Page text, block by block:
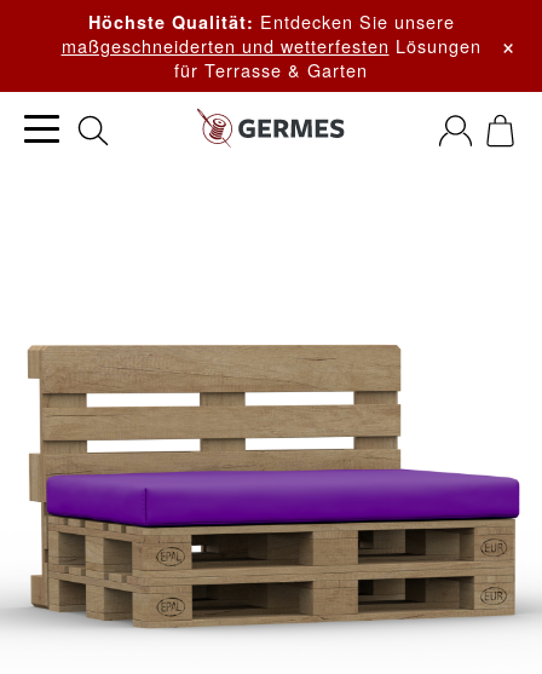
Höchste Qualität: Entdecken Sie unsere
maßgeschneiderten und wetterfesten Lösungen
für Terrasse & Garten
×